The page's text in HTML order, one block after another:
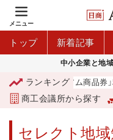
メニュー
トップ 新着記事
中小企業と地
ランキング
「青森市プレミアム商品券」
商工会議所から探す
セレクト地